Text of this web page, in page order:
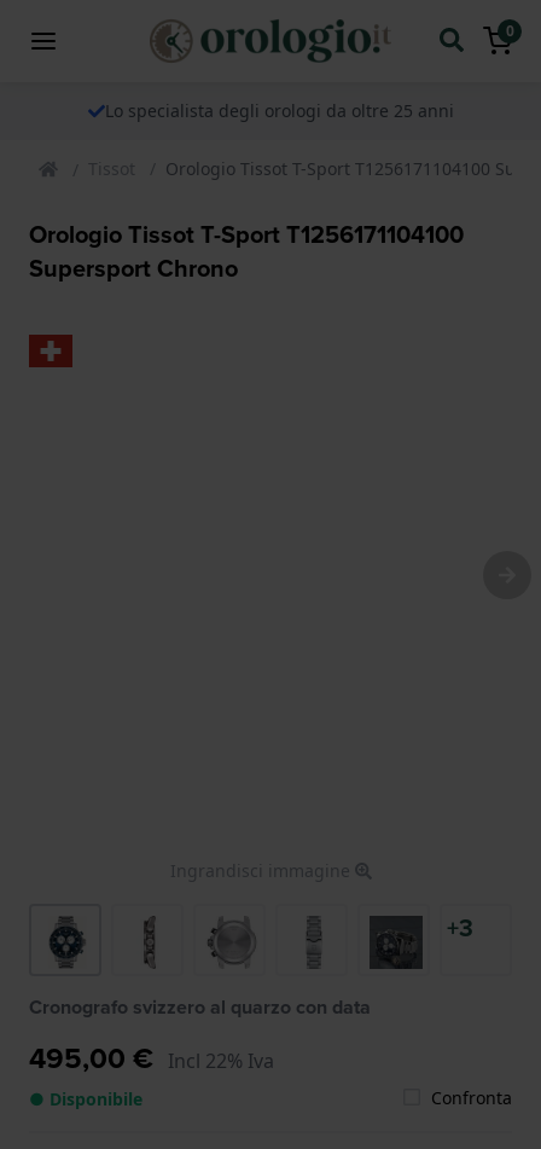
0
Lo specialista degli orologi da oltre 25 anni
Tissot Orologio Tissot T-Sport T1256171104100
Orologio Tissot T-Sport T1256171104100
Supersport Chrono
Ingrandisci immagine
+3
Cronografo svizzero al quarzo con data
495,00 € Incl 22% Iva
● Disponibile Confronta